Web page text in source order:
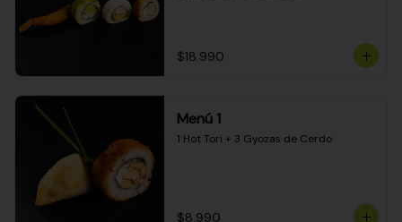
$18.990
Menú 1
1 Hot Tori + 3 Gyozas de Cerdo
$8.990